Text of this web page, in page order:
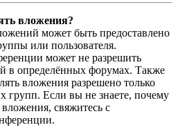
вложения?
может быть предоставлено
или пользователя.
может не разрешить
в определённых форумах. Также
вложения разрешено только
групп. Если вы не знаете, почему
свяжитесь с